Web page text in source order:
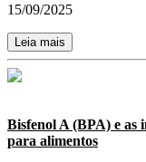
15/09/2025
Leia mais
Bisfenol A (BPA) e as
para alimentos